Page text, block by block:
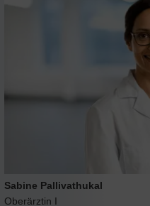
Sabine Pallivathukal
Oberärztin I